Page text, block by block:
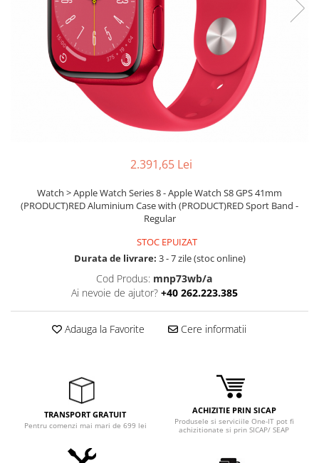
Smartphone IPhone
Sisteme PC & Periferice
Sisteme Desktop & Monitoare
Gaming PC & Console
Tastaturi Gaming
Boxe
Componente PC
Placi de Baza
2.391,65 Lei
Watch > Apple Watch Series 8 - Apple Watch S8 GPS 41mm
(PRODUCT)RED Aluminium Case with (PRODUCT)RED Sport Band -
Regular
STOC EPUIZAT
Durata de livrare: 3 - 7 zile (stoc online)
Cod Produs: mnp73wb/a
Ai nevoie de ajutor? +40 262.223.385
Adauga la Favorite Cere informatii
TRANSPORT GRATUIT
Pentru comenzi mai mari de 699 lei
ACHIZITIE PRIN SICAP
Produsele si serviciile One-IT pot fi
achizitionate si prin SICAP/ SEAP